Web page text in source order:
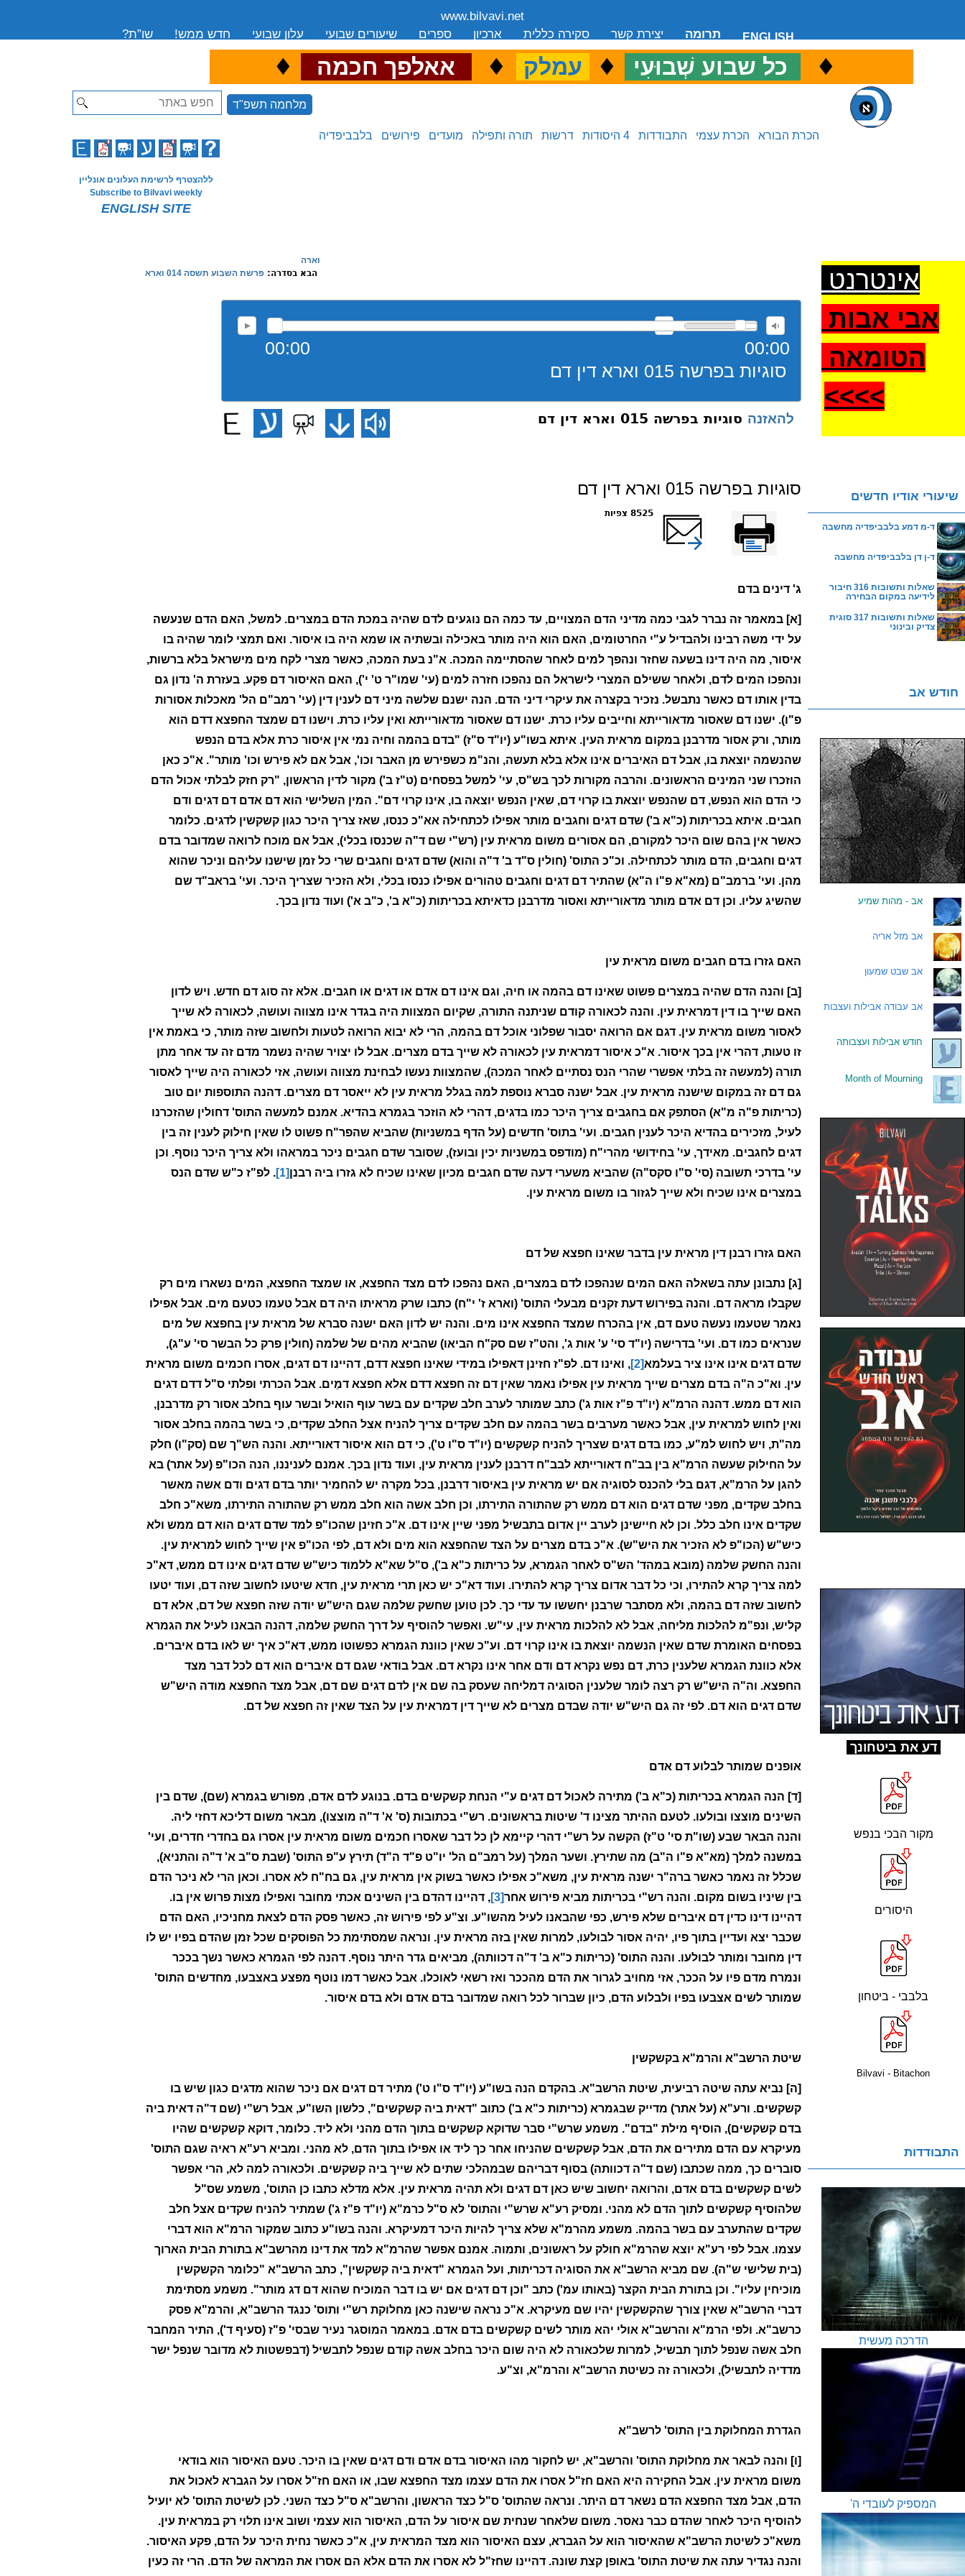
www.bilvavi.net
שו”ת?
חדש ממש! עלון שבועי שיעורים שבועי ספרים ארכיון סקירה כללית יצירת קשר תרומה ENGLISH
♦ כל שבוע שְׁבוּעִי ♦ עמלק ♦ אאלפך חכמה ♦
Search
מלחמה תשפ"ד
הכרת הבורא הכרת עצמי התבודדות 4 היסודות דרשות תורה ותפילה מועדים פירושים בלבביפדיה
ללהצטרף לרשימת העלונים אונליין
Subscribe to Bilvavi weekly
ENGLISH SITE
וארה
הבא בסדרה:פרשת השבוע תשסה 014 וארא
00:00
00:00
סוגיות בפרשה 015 וארא דין דם
להאזנה סוגיות בפרשה 015 וארא דין דם
סוגיות בפרשה 015 וארא דין דם
8525 צפיות שלח דף במייל
ג' דינים בדם
[א] במאמר זה נברר לגבי כמה מדיני הדם המצויים, עד כמה הם נוגעים לדם שהיה במכת הדם במצרים. למשל, האם הדם שנעשה
על ידי משה רבינו ולהבדיל ע"י החרטומים, האם הוא היה מותר באכילה ובשתיה או שמא היה בו איסור. ואם תמצי לומר שהיה בו
איסור, מה היה דינו בשעה שחזר ונהפך למים לאחר שהסתיימה המכה. א"נ בעת המכה, כאשר מצרי לקח מים מישראל בלא ברשות,
ונהפכו המים לדם, ולאחר ששילם המצרי לישראל הם נהפכו חזרה למים (עי' שמו"ר ט' י'), האם האיסור דם פקע. בעזרת ה' נדון גם
בדין אותו דם כאשר נתבשל. נזכיר בקצרה את עיקרי דיני הדם. הנה ישנם שלשה מיני דם לענין דין (עי' רמב"ם הל' מאכלות אסורות
פ"ו). ישנו דם שאסור מדאורייתא וחייבים עליו כרת. ישנו דם שאסור מדאורייתא ואין עליו כרת. וישנו דם שמצד החפצא דדם הוא
מותר, ורק אסור מדרבנן במקום מראית העין. איתא בשו"ע (יו"ד ס"ז) "בדם בהמה וחיה נמי אין איסור כרת אלא בדם הנפש
שהנשמה יוצאת בו, אבל דם האיברים אינו אלא בלא תעשה, והנ"מ כשפירש מן האבר וכו', אבל אם לא פירש וכו' מותר". א"כ כאן
הוזכרו שני המינים הראשונים. והרבה מקורות לכך בש"ס, עי' למשל בפסחים (ט"ז ב') מקור לדין הראשון, "רק חזק לבלתי אכול הדם
כי הדם הוא הנפש, דם שהנפש יוצאת בו קרוי דם, שאין הנפש יוצאה בו, אינו קרוי דם". המין השלישי הוא דם אדם דם דגים ודם
חגבים. איתא בכריתות (כ"א ב') שדם דגים וחגבים מותר אפילו לכתחילה אא"כ כנסו, שאז צריך היכר כגון קשקשין לדגים. כלומר
כאשר אין בהם שום היכר למקורם, הם אסורים משום מראית עין (רש"י שם ד"ה שכנסו בכלי), אבל אם מוכח לרואה שמדובר בדם
דגים וחגבים, הדם מותר לכתחילה. וכ"כ התוס' (חולין ס"ד ב' ד"ה והוא) שדם דגים וחגבים שרי כל זמן שישנו עליהם וניכר שהוא
מהן. ועי' ברמב"ם (מא"א פ"ו ה"א) שהתיר דם דגים וחגבים טהורים אפילו כנסו בכלי, ולא הזכיר שצריך היכר. ועי' בראב"ד שם
שהשיג עליו. וכן דם אדם מותר מדאורייתא ואסור מדרבנן כדאיתא בכריתות (כ"א ב', כ"ב א') ועוד נדון בכך.
האם גזרו בדם חגבים משום מראית עין
[ב] והנה הדם שהיה במצרים פשוט שאינו דם בהמה או חיה, וגם אינו דם אדם או דגים או חגבים. אלא זה סוג דם חדש. ויש לדון
האם שייך בו דין דמראית עין. והנה לכאורה קודם שניתנה התורה, שקיום המצוות היה בגדר אינו מצווה ועושה, לכאורה לא שייך
לאסור משום מראית עין. דגם אם הרואה יסבור שפלוני אוכל דם בהמה, הרי לא יבוא הרואה לטעות ולחשוב שזה מותר, כי באמת אין
זו טעות, דהרי אין בכך איסור. א"כ איסור דמראית עין לכאורה לא שייך בדם מצרים. אבל לו יצויר שהיה נשמר מדם זה עד אחר מתן
תורה (למעשה זה בלתי אפשרי שהרי הנס נסתיים לאחר המכה), שהמצוות נעשו לבחינת מצווה ועושה, אזי לכאורה היה שייך לאסור
גם דם זה במקום שישנה מראית עין. אבל ישנה סברא נוספת למה בגלל מראית עין לא ייאסר דם מצרים. דהנה התוספות יום טוב
(כריתות פ"ה מ"א) הסתפק אם בחגבים צריך היכר כמו בדגים, דהרי לא הוזכר בגמרא בהדיא. אמנם למעשה התוס' דחולין שהזכרנו
לעיל, מזכירים בהדיא היכר לענין חגבים. ועי' בתוס' חדשים (על הדף במשניות) שהביא שהפר"ח פשוט לו שאין חילוק לענין זה בין
דגים לחגבים. מאידך, עי' בחידושי מהרי"ח (מודפס במשניות יכין ובועז), שסובר שדם חגבים ניכר במראהו ולא צריך היכר נוסף. וכן
עי' בדרכי תשובה (סי' ס"ו סקס"ה) שהביא משערי דעה שדם חגבים מכיון שאינו שכיח לא גזרו ביה רבנן[1]
. לפ"ז כ"ש שדם הנס
במצרים אינו שכיח ולא שייך לגזור בו משום מראית עין.
האם גזרו רבנן דין מראית עין בדבר שאינו חפצא של דם
[ג] נתבונן עתה בשאלה האם המים שנהפכו לדם במצרים, האם נהפכו לדם מצד החפצא, או שמצד החפצא, המים נשארו מים רק
שקבלו מראה דם. והנה בפירוש דעת זקנים מבעלי התוס' (וארא ז' י"ח) כתבו שרק מראיתו היה דם אבל טעמו כטעם מים. אבל אפילו
נאמר שטעמו נעשה טעם דם, אין בהכרח שמצד החפצא אינו מים. והנה יש לדון האם ישנה סברא של מראית עין בחפצא של מים
שנראים כמו דם. ועי' בדרישה (יו"ד סי' ע' אות ג', והט"ז שם סק"ח הביאו) שהביא מהים של שלמה (חולין פרק כל הבשר סי' ע"ג),
שדם דגים אינו אינו ציר בעלמא[2]
, ואינו דם. לפ"ז חזינן דאפילו במידי שאינו חפצא דדם, דהיינו דם דגים, אסרו חכמים משום מראית
עין. וא"כ ה"ה בדם מצרים שייך מראית עין אפילו נאמר שאין דם זה חפצא דדם אלא חפצא דמַים. אבל הכרתי ופלתי ס"ל דדם דגים
הוא דם ממש. דהנה הרמ"א (יו"ד פ"ז אות ג') כתב שמותר לערב חלב שקדים עם בשר עוף הואיל ובשר עוף בחלב אסור רק מדרבנן,
ואין לחוש למראית עין, אבל כאשר מערבים בשר בהמה עם חלב שקדים צריך להניח אצל החלב שקדים, כי בשר בהמה בחלב אסור
מה"ת, ויש לחוש למ"ע, כמו בדם דגים שצריך להניח קשקשים (יו"ד ס"ו ט'), כי דם הוא איסור דאורייתא. והנה הש"ך שם (סק"ו) חלק
על החילוק שעשה הרמ"א בין בב"ח דאורייתא לבב"ח דרבנן לענין מראית עין, ועוד נדון בכך. אמנם לעניננו, הנה הכו"פ (על אתר) בא
להגן על הרמ"א, דגם בלי להכנס לסוגיה אם יש מראית עין באיסור דרבנן, בכל מקרה יש להחמיר יותר בדם דגים ודם אשה מאשר
בחלב שקדים, מפני שדם דגים הוא דם ממש רק שהתורה התירתו, וכן חלב אשה הוא חלב ממש רק שהתורה התירתו, משא"כ חלב
שקדים אינו חלב כלל. וכן לא חיישינן לערב יין אדום בתבשיל מפני שיין אינו דם. א"כ חזינן שהכו"פ למד שדם דגים הוא דם ממש ולא
כיש"ש (הכו"פ לא הזכיר את היש"ש). א"כ בדם מצרים על הצד שהחפצא הוא מים ולא דם, לפי הכו"פ אין שייך לחוש למראית עין.
והנה החשק שלמה (מובא במהד' הש"ס לאחר הגמרא, על כריתות כ"א ב'), ס"ל שא"א ללמוד כיש"ש שדם דגים אינו דם ממש, דא"כ
למה צריך קרא להתירו, וכי כל דבר אדום צריך קרא להתירו. ועוד דא"כ יש כאן תרי מראית עין, חדא שיטעו לחשוב שזה דם, ועוד יטעו
לחשוב שזה דם בהמה, ולא מסתבר שרבנן יחששו עד עדי כך. לכן טוען שחשק שלמה שגם היש"ש יודה שזה חפצא של דם, אלא דם
קליש, ונפ"מ להלכות מליחה, אבל לא להלכות מראית עין, עי"ש. ואפשר להוסיף על דרך החשק שלמה, דהנה הבאנו לעיל את הגמרא
בפסחים האומרת שדם שאין הנשמה יוצאת בו אינו קרוי דם. וע"כ שאין כוונת הגמרא כפשוטו ממש, דא"כ איך יש לאו בדם איברים.
אלא כוונת הגמרא שלענין כרת, דם נפש נקרא דם ודם אחר אינו נקרא דם. אבל בודאי שגם דם איברים הוא דם לכל דבר מצד
החפצא. וה"ה היש"ש רק רצה לומר שלענין הסוגיה דמליחה שעסק בה שם אין לדם דגים שם דם, אבל מצד החפצא מודה היש"ש
שדם דגים הוא דם. לפי זה גם היש"ש יודה שבדם מצרים לא שייך דין דמראית עין על הצד שאין זה חפצא של דם.
אופנים שמותר לבלוע דם אדם
[ד] הנה הגמרא בכריתות (כ"א ב') מתירה לאכול דם דגים ע"י הנחת קשקשים בדם. בנוגע לדם אדם, מפורש בגמרא (שם), שדם בין
השינים מוצצו ובולעו. לטעם ההיתר מצינו ד' שיטות בראשונים. רש"י בכתובות (ס' א' ד"ה מוצצו), מבאר משום דליכא דחזי ליה.
והנה הבאר שבע (שו"ת סי' ט"ז) הקשה על רש"י דהרי קיימא לן כל דבר שאסרו חכמים משום מראית עין אסרו גם בחדרי חדרים, ועי'
במשנה למלך (מא"א פ"ו ה"ב) מה שתירץ. ושער המלך (על רמב"ם הל' יו"ט פ"ד ה"ד) תירץ ע"פ התוס' (שבת ס"ב א' ד"ה והתניא),
שכלל זה נאמר כאשר ברה"ר ישנה מראית עין, משא"כ אפילו כאשר בשוק אין מראית עין, גם בח"ח לא אסרו. וכאן הרי לא ניכר הדם
בין שיניו בשום מקום. והנה רש"י בכריתות מביא פירוש אחר[3]
, דהיינו דהדם בין השינים אכתי מחובר ואפילו מצות פרוש אין בו.
דהיינו דינו כדין דם איברים שלא פירש, כפי שהבאנו לעיל מהשו"ע. וצ"ע לפי פירוש זה, כאשר פסק הדם לצאת מחניכיו, האם הדם
שכבר יצא ועדיין בתוך פיו, יהיה אסור לבולעו, למרות שאין בזה מראית עין. ונראה שמסתימת כל הפוסקים שכל זמן שהדם בפיו יש לו
דין מחובר ומותר לבולעו. והנה התוס' (כריתות כ"א ב' ד"ה דכוותה), מביאים גדר היתר נוסף. דהנה לפי הגמרא כאשר נשך בככר
ונמרח מדם פיו על הככר, אזי מחויב לגרור את הדם מהככר ואז רשאי לאוכלו. אבל כאשר דמו נוטף מפצע באצבעו, מחדשים התוס'
שמותר לשים אצבעו בפיו ולבלוע הדם, כיון שברור לכל רואה שמדובר בדם אדם ולא בדם איסור.
שיטת הרשב"א והרמ"א בקשקשין
[ה] נביא עתה שיטה רביעית, שיטת הרשב"א. בהקדם הנה בשו"ע (יו"ד ס"ו ט') מתיר דם דגים אם ניכר שהוא מדגים כגון שיש בו
קשקשים. ורע"א (על אתר) מדייק שבגמרא (כריתות כ"א ב') כתוב "דאית ביה קשקשים", כלשון השו"ע, אבל רש"י (שם ד"ה דאית ביה
בדם קשקשים), הוסיף מילת "בדם". משמע שרש"י סבר שדוקא קשקשים בתוך הדם מהני ולא ליד. כלומר, דוקא קשקשים שהיו
מעיקרא עם הדם מתירים את הדם, אבל קשקשים שהניחו אחר כך ליד או אפילו בתוך הדם, לא מהני. ומביא רע"א ראיה שגם התוס'
סוברים כך, ממה שכתבו (שם ד"ה דכוותה) בסוף דבריהם שבמהלכי שתים לא שייך ביה קשקשים. ולכאורה למה לא, הרי אפשר
לשים קשקשים בדם אדם, והרואה יחשוב שיש כאן דם דגים ולא תהיה מראית עין. אלא מדלא כתבו כן התוס', משמע שס"ל
שלהוסיף קשקשים לתוך הדם לא מהני. ומסיק רע"א שרש"י והתוס' לא ס"ל כרמ"א (יו"ד פ"ז ג') שמתיר להניח שקדים אצל חלב
שקדים שהתערב עם בשר בהמה. משמע מהרמ"א שלא צריך להיות היכר דמעיקרא. והנה בשו"ע כתוב שמקור הרמ"א הוא דברי
עצמו. אבל לפי רע"א יוצא שהרמ"א חולק על ראשונים, ותמוה. אמנם אפשר שהרמ"א למד את דינו מהרשב"א בתורת הבית הארוך
(בית שלישי ש"ה). שם מביא הרשב"א את הסוגיה דכריתות, ועל הגמרא "דאית ביה קשקשין", כתב הרשב"א "כלומר הקשקשין
מוכיחין עליו". וכן בתורת הבית הקצר (באותו עמ') כתב "וכן דם דגים אם יש בו דבר המוכיח שהוא דם דג מותר". משמע מסתימת
דברי הרשב"א שאין צורך שהקשקשין יהיו שם מעיקרא. א"כ נראה שישנה כאן מחלוקת רש"י ותוס' כנגד הרשב"א, והרמ"א פסק
כרשב"א. ולפי הרמ"א והרשב"א אולי יהא מותר לשים קשקשים בדם אדם. במאמר המוסגר נעיר שבסי' פ"ז (סעיף ד'), התיר המחבר
חלב אשה שנפל לתוך תבשיל, למרות שלכאורה לא היה שום היכר בחלב אשה קודם שנפל לתבשיל (דבפשטות לא מדובר שנפל ישר
מדדיה לתבשיל), ולכאורה זה כשיטת הרשב"א והרמ"א, וצ"ע.
הגדרת המחלוקת בין התוס' לרשב"א
[ו] והנה לבאר את מחלוקת התוס' והרשב"א, יש לחקור מהו האיסור בדם אדם ודם דגים שאין בו היכר. טעם האיסור הוא בודאי
משום מראית עין. אבל החקירה היא האם חז"ל אסרו את הדם עצמו מצד החפצא שבו, או האם חז"ל אסרו על הגברא לאכול את
הדם, אבל מצד החפצא הדם נשאר דם היתר. ונראה שהתוס' ס"ל כצד הראשון, והרשב"א ס"ל כצד השני. לכן לשיטת התוס' לא יועיל
להוסיף היכר לאחר שהדם כבר נאסר. משום שלאחר שנחית שם איסור על הדם, האיסור הוא עצמי ושוב אינו תלוי רק במראית עין.
משא"כ לשיטת הרשב"א שהאיסור הוא על הגברא, עצם האיסור הוא מצד המראית עין, א"כ כאשר נחית היכר על הדם, פקע האיסור.
והנה נגדיר עתה את שיטת התוס' באופן קצת שונה. דהיינו שחז"ל לא אסרו את הדם אלא הם אסרו את המראה של הדם. הרי זה כעין
אינטרנט
אבי אבות
הטומאה
>>>
>
שיעורי אודיו חדשים
ד-מ דמע בלבביפדיה מחשבה
ד-ן דן בלבביפדיה מחשבה
שאלות ותשובות 316 חיבור
לידיעה במקום הבחירה
שאלות ותשובות 317 סוגית
צדיק ובינוני
חודש אב
אב - מהות שמיע
אב מזל אריה
אב שבט שמעון
אב עבודה אבילות ועצבות
חודש אבילות ועצבותה
Month of Mourning
דע את ביטחונך
מקור הבכי בנפש
היסורים
בלבבי - ביטחון
Bilvavi - Bitachon
התבודדות
הדרכה מעשית
המספיק לעובדי ה'